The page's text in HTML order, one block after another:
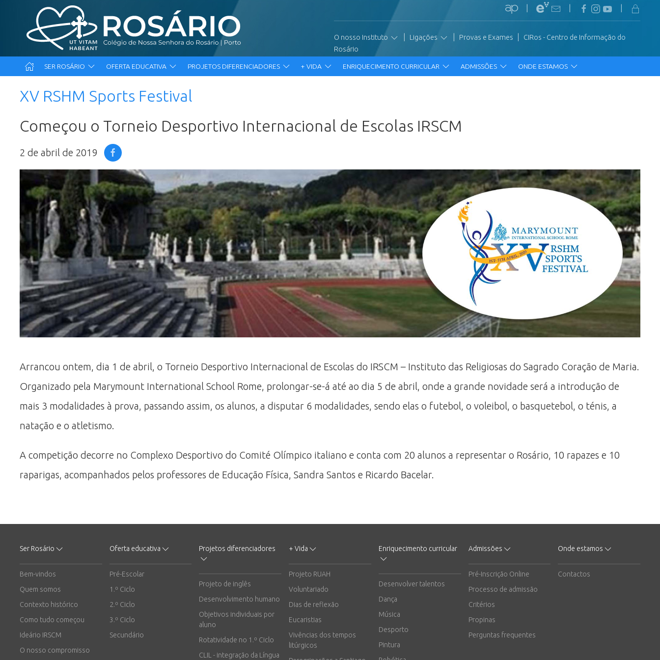
O nosso Instituto Ligações Provas e Exames
CIRos - Centro de Informação do
Rosário
SER ROSÁRIO OFERTA EDUCATIVA PROJETOS DIFERENCIADORES + VIDA ENRIQUECIMENTO CURRICULAR ADMISSÕES ONDE ESTAMOS
XV RSHM Sports Festival
Começou o Torneio Desportivo Internacional de Escolas IRSCM
2 de abril de 2019
Arrancou ontem, dia 1 de abril, o Torneio Desportivo Internacional de Escolas do IRSCM – Instituto das Religiosas do Sagrado Coração de Maria.
Organizado pela Marymount International School Rome, prolongar-se-á até ao dia 5 de abril, onde a grande novidade será a introdução de
mais 3 modalidades à prova, passando assim, os alunos, a disputar 6 modalidades, sendo elas o futebol, o voleibol, o basquetebol, o ténis, a
natação e o atletismo.
A competição decorre no Complexo Desportivo do Comité Olímpico italiano e conta com 20 alunos a representar o Rosário, 10 rapazes e 10
raparigas, acompanhados pelos professores de Educação Física, Sandra Santos e Ricardo Bacelar.
Ser Rosário
Bem-vindos
Quem somos
Contexto histórico
Como tudo começou
Ideário IRSCM
O nosso compromisso
Oferta educativa
Pré-Escolar
1.º Ciclo
2.º Ciclo
3.º Ciclo
Secundário
Projetos diferenciadores
Projeto de inglês
Desenvolvimento humano
Objetivos individuais por
aluno
Rotatividade no 1.º Ciclo
CLIL - integração da Língua
+ Vida
Projeto RUAH
Voluntariado
Dias de reflexão
Eucaristias
Vivências dos tempos
litúrgicos
Enriquecimento curricular
Desenvolver talentos
Dança
Música
Desporto
Pintura
Admissões
Pré-Inscrição Online
Processo de admissão
Critérios
Propinas
Perguntas frequentes
Onde estamos
Contactos